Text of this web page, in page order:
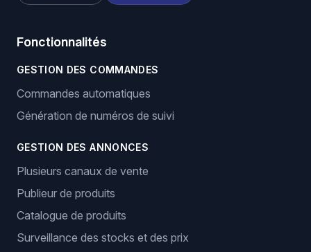
Fonctionnalités
GESTION DES COMMANDES
Commandes automatiques
Génération de numéros de suivi
GESTION DES ANNONCES
Plusieurs canaux de vente
Publieur de produits
Catalogue de produits
Surveillance des stocks et des prix